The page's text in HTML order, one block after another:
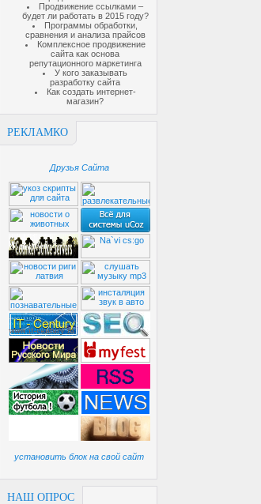
Продвижение ссылками –
будет ли работать в 2015 году?
Программы обработки,
сравнения и анализа прайсов
Комплексное продвижение
сайта как основа
репутационного маркетинга
У кого заказывать
разработку сайта
Как создать интернет-
магазин?
РЕКЛАМКО
Друзья Сайта
установить блок на свой сайт
НАШ ОПРОС